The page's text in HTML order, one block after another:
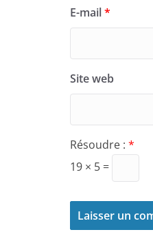
E-mail*
Site web
Résoudre : *
19 × 5 =